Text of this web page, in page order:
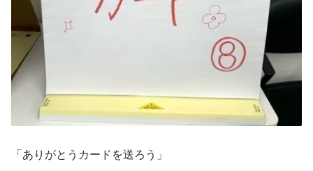
「ありがとうカードを送ろう」